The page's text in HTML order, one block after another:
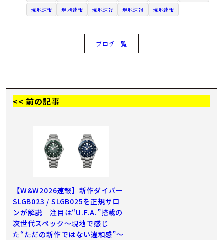
現地速報
現地速報 現地速報 現地速報 現地速報
ブログ一覧
<< 前の記事
【W&W2026速報】新作ダイバー
SLGB023 / SLGB025を正規サロ
ンが解説｜注目は“U.F.A.”搭載の
次世代スペック～現地で感じ
た“ただの新作ではない違和感”～